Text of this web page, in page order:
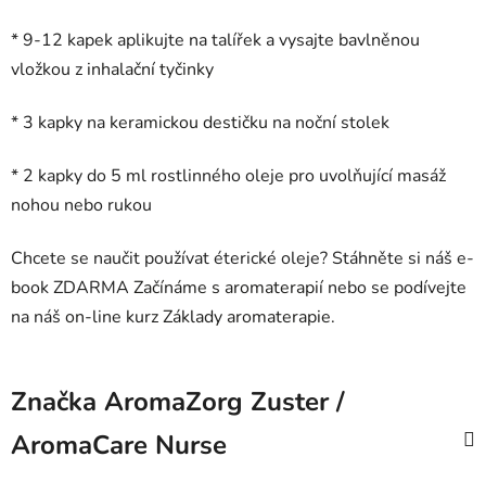
* 9-12 kapek aplikujte na talířek a vysajte bavlněnou
vložkou z inhalační tyčinky
* 3 kapky na keramickou destičku na noční stolek
* 2 kapky do 5 ml rostlinného oleje pro uvolňující masáž
nohou nebo rukou
Chcete se naučit používat éterické oleje? Stáhněte si náš e-
book ZDARMA Začínáme s aromaterapií nebo se podívejte
na náš on-line kurz Základy aromaterapie.
Značka AromaZorg Zuster /
AromaCare Nurse